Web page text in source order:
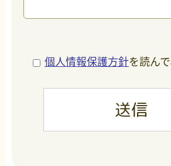
個人情報保護方針を読ん